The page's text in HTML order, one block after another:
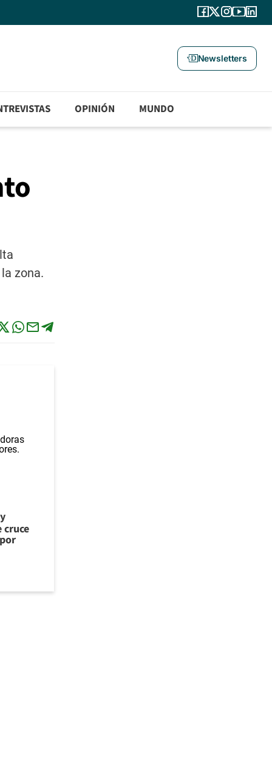
Newsletters
OPINIÓN MUNDO
zona.